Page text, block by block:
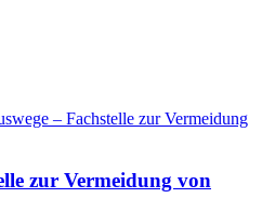
– Fachstelle zur Vermeidung
zur Vermeidung von